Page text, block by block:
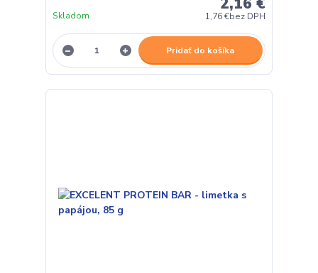
1,76 €bez DPH
Skladom
Pridať do košíka